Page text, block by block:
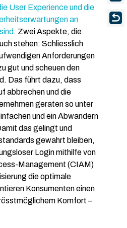
User Experience und die
an
Zwei Aspekte, die
stehen: Schliesslich
Anforderungen
gut und scheuen den
Das führt dazu, dass
abbrechen und die
geraten so unter
und ein Abwandern
das gelingt und
gewahrt bleiben,
Login mithilfe von
Management (CIAM)
die optimale
Konsumenten einen
Komfort –